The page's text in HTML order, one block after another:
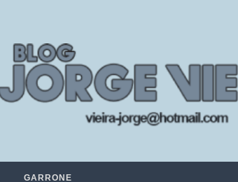
GARRONE